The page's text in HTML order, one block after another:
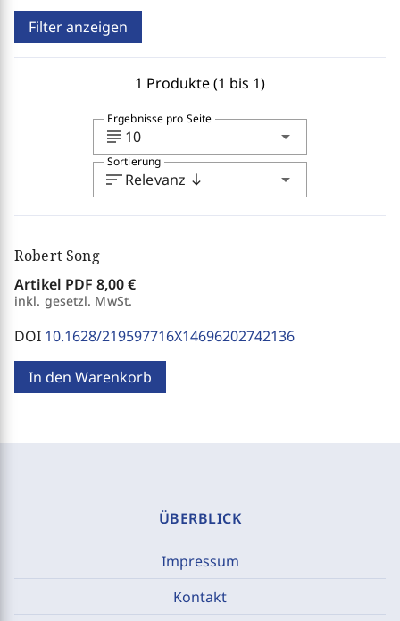
Filter anzeigen
1 Produkte (1 bis 1)
subject 10 arrow_drop_down
Ergebnisse pro Seite
sortRelevanz south arrow_drop_down
Sortierung
Robert Song
Artikel PDF 8,00 €
inkl. gesetzl. MwSt.
DOI 10.1628/219597716X14696202742136
In den Warenkorb
ÜBERBLICK
Impressum
Kontakt